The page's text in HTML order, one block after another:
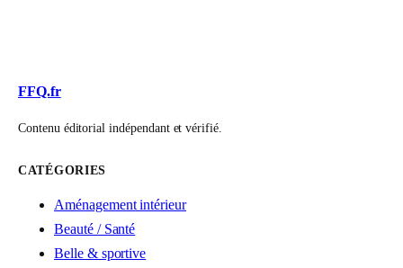
FFQ.fr
Contenu éditorial indépendant et vérifié.
CATÉGORIES
Aménagement intérieur
Beauté / Santé
Belle & sportive